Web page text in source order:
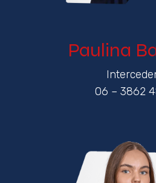
Paulina
06 – 3862